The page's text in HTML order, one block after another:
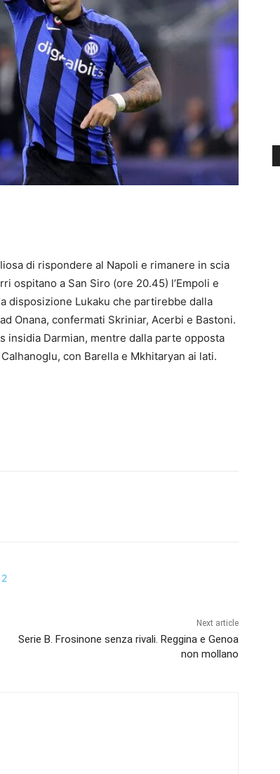
di rispondere al Napoli e rimanere in scia
ospitano a San Siro (ore 20.45) l’Empoli e
disposizione Lukaku che partirebbe dalla
Onana, confermati Skriniar, Acerbi e Bastoni.
insidia Darmian, mentre dalla parte opposta
con Barella e Mkhitaryan ai lati.
Next article
Serie B. Frosinone senza rivali. Reggina e Genoa
non mollano